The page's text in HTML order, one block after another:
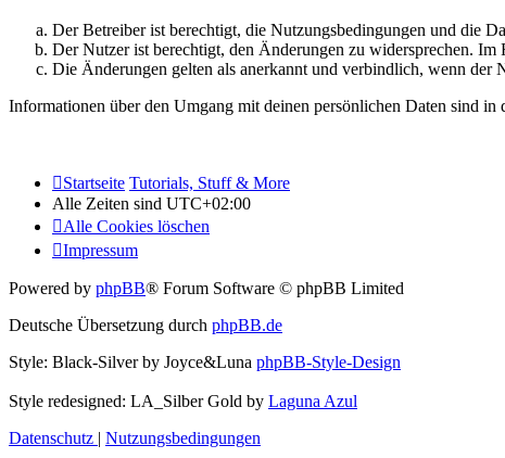
Der Betreiber ist berechtigt, die Nutzungsbedingungen und die
Der Nutzer ist berechtigt, den Änderungen zu widersprechen.
Die Änderungen gelten als anerkannt und verbindlich, wenn der
Informationen über den Umgang mit deinen persönlichen Daten sind in
Startseite Tutorials, Stuff & More
Alle Zeiten sind UTC+02:00
Alle Cookies löschen
Impressum
Powered by phpBB® Forum Software © phpBB Limited
Deutsche Übersetzung durch phpBB.de
Style: Black-Silver by Joyce&Luna phpBB-Style-Design
Style redesigned: LA_Silber Gold by Laguna Azul
Datenschutz | Nutzungsbedingungen